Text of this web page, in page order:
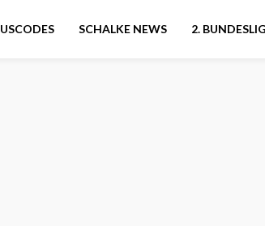
SCHALKE NEWS 2.